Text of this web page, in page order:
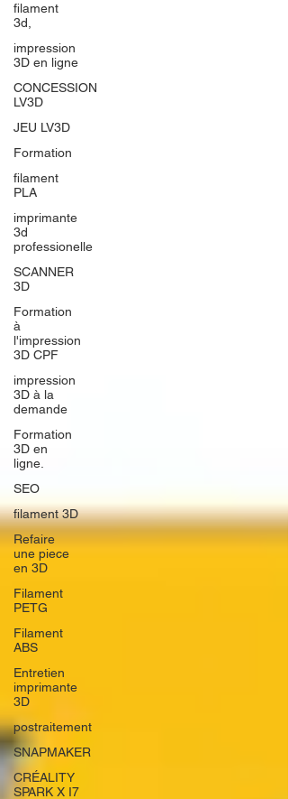
filament
3d,
impression
3D en ligne
CONCESSION
LV3D
JEU LV3D
Formation
filament
PLA
imprimante
3d
professionelle
SCANNER
3D
Formation
à
l'impression
3D CPF
impression
3D à la
demande
Formation
3D en
ligne.
SEO
filament 3D
Refaire
une piece
en 3D
Filament
PETG
Filament
ABS
Entretien
imprimante
3D
postraitement
SNAPMAKER
CRÉALITY
SPARK X I7